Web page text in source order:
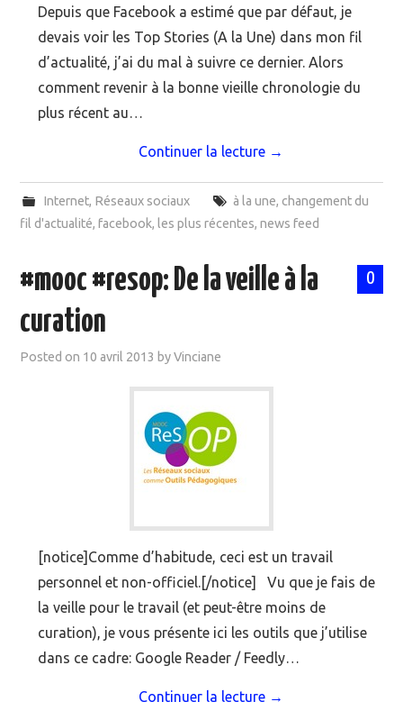
Depuis que Facebook a estimé que par défaut, je
devais voir les Top Stories (A la Une) dans mon fil
d’actualité, j’ai du mal à suivre ce dernier. Alors
comment revenir à la bonne vieille chronologie du
plus récent au…
Continuer la lecture →
Internet, Réseaux sociaux à la une, changement du
fil d'actualité,facebook, les plus récentes,news feed
0
#mooc #resop: De la veille à la
curation
Posted on 10 avril 2013 byVinciane
[notice]Comme d’habitude, ceci est un travail
personnel et non-officiel.[/notice] Vu que je fais de
la veille pour le travail (et peut-être moins de
curation), je vous présente ici les outils que j’utilise
dans ce cadre: Google Reader / Feedly…
Continuer la lecture →